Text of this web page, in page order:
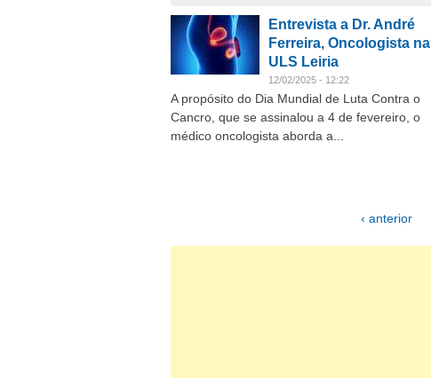
Entrevista a Dr. André
Ferreira, Oncologista na
ULS Leiria
12/02/2025 - 12:22
A propósito do Dia Mundial de Luta Contra o
Cancro, que se assinalou a 4 de fevereiro, o
médico oncologista aborda a...
‹ anterior